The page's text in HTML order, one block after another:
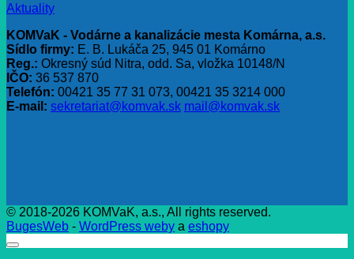
Aktuality
KOMVaK - Vodárne a kanalizácie mesta Komárna, a.s.
Sídlo firmy: E. B. Lukáča 25, 945 01 Komárno
Reg.: Okresný súd Nitra, odd. Sa, vložka 10148/N
IČO: 36 537 870
Telefón: 00421 35 77 31 073, 00421 35 3214 000
E-mail: sekretariat@komvak.sk mail@komvak.sk
© 2018-2026 KOMVaK, a.s., All rights reserved.
BugesWeb - WordPress weby a eshopy